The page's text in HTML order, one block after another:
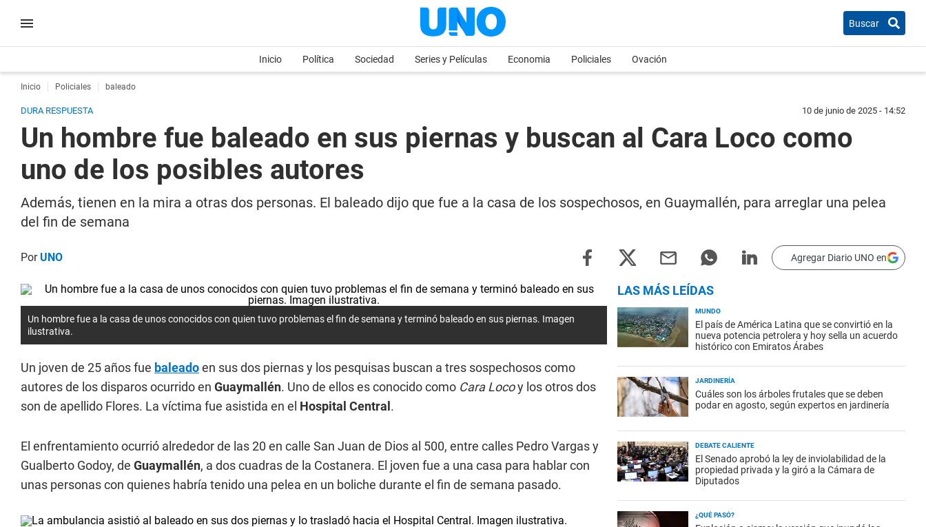
Buscar
Inicio Política Sociedad Series y Películas Economia Policiales Ovación
Inicio Policiales baleado
DURA RESPUESTA 10 de junio de 2025 - 14:52
Un hombre fue baleado en sus piernas y buscan al Cara Loco como
uno de los posibles autores
Además, tienen en la mira a otras dos personas. El baleado dijo que fue a la casa de los sospechosos, en Guaymallén, para arreglar una pelea
del fin de semana
PorUNO Agregar Diario UNO en
Un hombre fue a la casa de unos conocidos con quien tuvo problemas el fin de semana y terminó baleado en sus piernas. Imagen
ilustrativa.
Un joven de 25 años fue baleadoen sus dos piernas y los pesquisas buscan a tres sospechosos como
autores de los disparos ocurrido en Guaymallén. Uno de ellos es conocido como Cara Locoy los otros dos
son de apellido Flores. La víctima fue asistida en el Hospital Central .
El enfrentamiento ocurrió alrededor de las 20 en calle San Juan de Dios al 500, entre calles Pedro Vargas y
Gualberto Godoy, de Guaymallén, a dos cuadras de la Costanera. El joven fue a una casa para hablar con
unas personas con quienes habría tenido una pelea en un boliche durante el fin de semana pasado.
LAS MÁS LEÍDAS
MUNDO
El país de América Latina que se convirtió en la
nueva potencia petrolera y hoy sella un acuerdo
histórico con Emiratos Árabes
JARDINERÍA
Cuáles son los árboles frutales que se deben
podar en agosto, según expertos en jardinería
DEBATE CALIENTE
El Senado aprobó la ley de inviolabilidad de la
propiedad privada y la giró a la Cámara de
Diputados
¿QUÉ PASÓ?